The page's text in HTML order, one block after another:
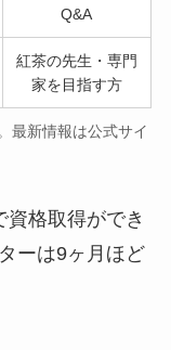
Q&A
紅茶の先生・専門
家を目指す方
最新情報は公式サイ
格取得ができ
ーは9ヶ月ほど